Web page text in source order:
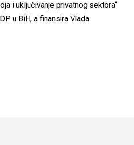
i uključivanje privatnog sektora“
u BiH, a finansira Vlada